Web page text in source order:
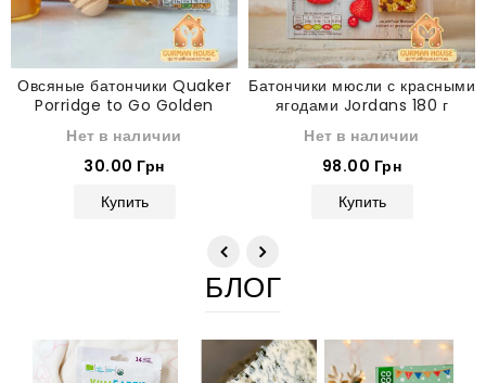
Овсяные батончики Quaker
Porridge to Go Golden
Нет в наличии
30.00 Грн
Купить
Батончики мюсли с красными
ягодами Jordans 180 г
Нет в наличии
98.00 Грн
Купить
БЛОГ